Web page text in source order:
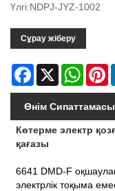
Үлгі:NDPJ-JYZ-1002
Сұрау жіберу
Facebook
X
Өнім Сипаттамасы
Көтерме электр
қағазы
6641 DMD-F
электрлік тоқыма